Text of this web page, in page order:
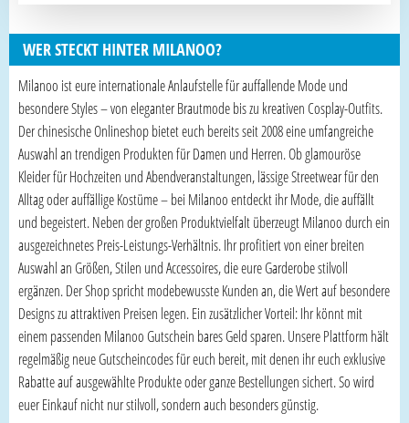
WER STECKT HINTER MILANOO?
Milanoo ist eure internationale Anlaufstelle für auffallende Mode und
besondere Styles – von eleganter Brautmode bis zu kreativen Cosplay-Outfits.
Der chinesische Onlineshop bietet euch bereits seit 2008 eine umfangreiche
Auswahl an trendigen Produkten für Damen und Herren. Ob glamouröse
Kleider für Hochzeiten und Abendveranstaltungen, lässige Streetwear für den
Alltag oder auffällige Kostüme – bei Milanoo entdeckt ihr Mode, die auffällt
und begeistert. Neben der großen Produktvielfalt überzeugt Milanoo durch ein
ausgezeichnetes Preis-Leistungs-Verhältnis. Ihr profitiert von einer breiten
Auswahl an Größen, Stilen und Accessoires, die eure Garderobe stilvoll
ergänzen. Der Shop spricht modebewusste Kunden an, die Wert auf besondere
Designs zu attraktiven Preisen legen. Ein zusätzlicher Vorteil: Ihr könnt mit
einem passenden Milanoo Gutschein bares Geld sparen. Unsere Plattform hält
regelmäßig neue Gutscheincodes für euch bereit, mit denen ihr euch exklusive
Rabatte auf ausgewählte Produkte oder ganze Bestellungen sichert. So wird
euer Einkauf nicht nur stilvoll, sondern auch besonders günstig.